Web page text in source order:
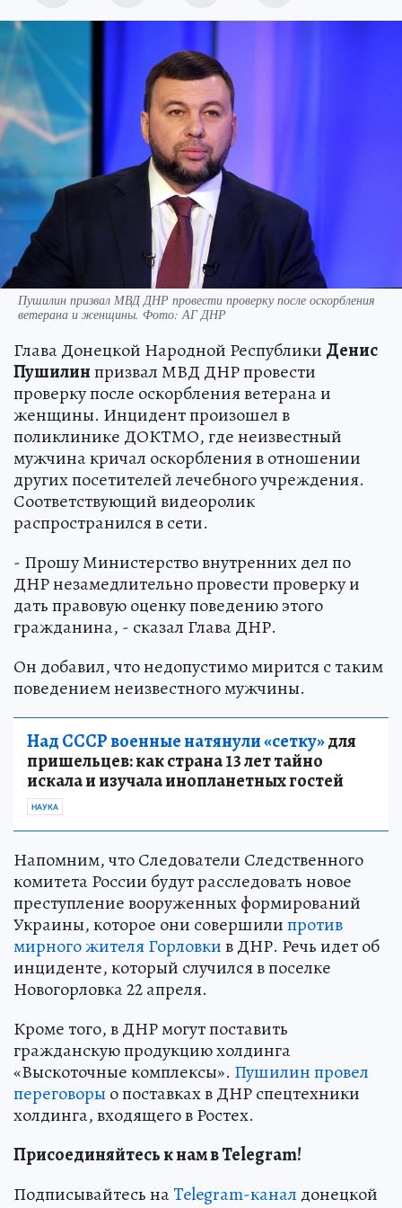
Пушилин призвал МВД ДНР провести проверку после оскорбления
ветерана и женщины. Фото: АГ ДНР
Глава Донецкой Народной Республики Денис
Пушилинпризвал МВД ДНР провести
проверку после оскорбления ветерана и
женщины. Инцидент произошел в
поликлинике ДОКТМО, где неизвестный
мужчина кричал оскорбления в отношении
других посетителей лечебного учреждения.
Соответствующий видеоролик
распространился в сети.
- Прошу Министерство внутренних дел по
ДНР незамедлительно провести проверку и
дать правовую оценку поведению этого
гражданина, - сказал Глава ДНР.
Он добавил, что недопустимо мирится с таким
поведением неизвестного мужчины.
Над СССР военные натянули «сетку»для
пришельцев: как страна 13 лет тайно
искала и изучала инопланетных гостей
НАУКА
Напомним, что Следователи Следственного
комитета России будут расследовать новое
преступление вооруженных формирований
Украины, которое они совершилипротив
мирного жителя Горловкив ДНР. Речь идет об
инциденте, который случился в поселке
Новогорловка 22 апреля.
Кроме того, в ДНР могут поставить
гражданскую продукцию холдинга
«Выскоточные комплексы». Пушилин провел
переговоры о поставках в ДНР спецтехники
холдинга, входящего в Ростех.
Присоединяйтесь к нам в Telegram!
Подписывайтесь наTelegram-канал донецкой